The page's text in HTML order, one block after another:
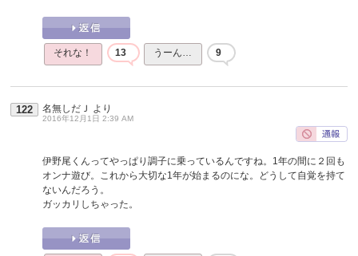
それな！ 13 うーん… 9
122 名無しだＪ より
2016年12月1日 2:39 AM
伊野尾くんってやっぱり調子に乗っているんですね。1年の間に２回も
オンナ遊び。これから大切な1年が始まるのにな。どうして自覚を持て
ないんだろう。
ガッカリしちゃった。